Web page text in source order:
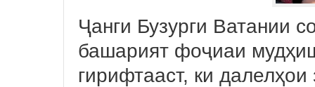
Ҷанги Бузурги Ватании
башарият фоҷиаи
гирифтааст, ки